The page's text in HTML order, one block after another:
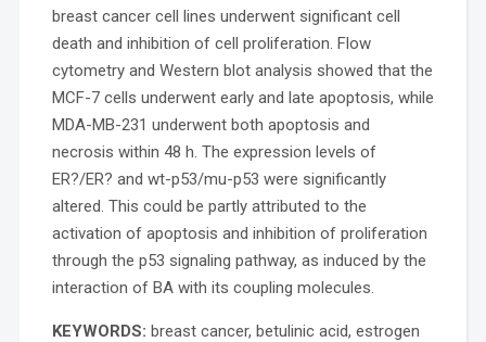
breast cancer cell lines underwent significant cell
death and inhibition of cell proliferation. Flow
cytometry and Western blot analysis showed that the
MCF-7 cells underwent early and late apoptosis, while
MDA-MB-231 underwent both apoptosis and
necrosis within 48 h. The expression levels of
ER?/ER? and wt-p53/mu-p53 were significantly
altered. This could be partly attributed to the
activation of apoptosis and inhibition of proliferation
through the p53 signaling pathway, as induced by the
interaction of BA with its coupling molecules.
KEYWORDS: breast cancer, betulinic acid, estrogen